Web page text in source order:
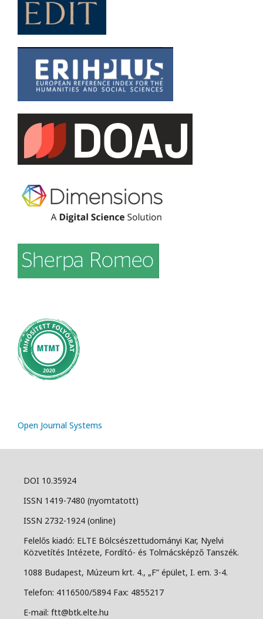
Open Journal Systems
DOI 10.35924
ISSN 1419-7480 (nyomtatott)
ISSN 2732-1924 (online)
Felelős kiadó: ELTE Bölcsészettudományi Kar, Nyelvi
Közvetítés Intézete, Fordító- és Tolmácsképző Tanszék.
1088 Budapest, Múzeum krt. 4., „F” épület, I. em. 3-4.
Telefon: 4116500/5894 Fax: 4855217
E-mail: ftt@btk.elte.hu